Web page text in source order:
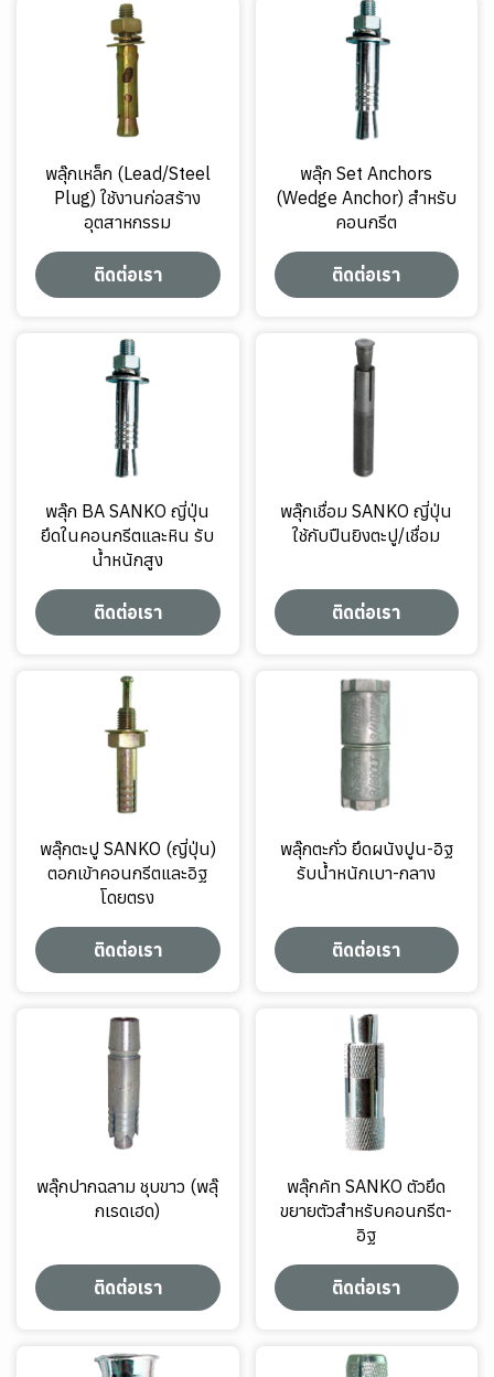
พลุ๊กเหล็ก (Lead/Steel
Plug) ใช้งานก่อสร้าง
อุตสาหกรรม
ติดต่อเรา
พลุ๊ก Set Anchors
(Wedge Anchor) สำหรับ
คอนกรีต
ติดต่อเรา
พลุ๊ก BA SANKO ญี่ปุ่น
ยึดในคอนกรีตและหิน รับ
น้ำหนักสูง
ติดต่อเรา
พลุ๊กเชื่อม SANKO ญี่ปุ่น
ใช้กับปืนยิงตะปู/เชื่อม
ติดต่อเรา
พลุ๊กตะปู SANKO (ญี่ปุ่น)
ตอกเข้าคอนกรีตและอิฐ
โดยตรง
ติดต่อเรา
พลุ๊กตะกั่ว ยึดผนังปูน-อิฐ
รับน้ำหนักเบา-กลาง
ติดต่อเรา
พลุ๊กปากฉลาม ชุบขาว (พลุ๊
กเรดเฮด)
ติดต่อเรา
พลุ๊กคัท SANKO ตัวยึด
ขยายตัวสำหรับคอนกรีต-
อิฐ
ติดต่อเรา